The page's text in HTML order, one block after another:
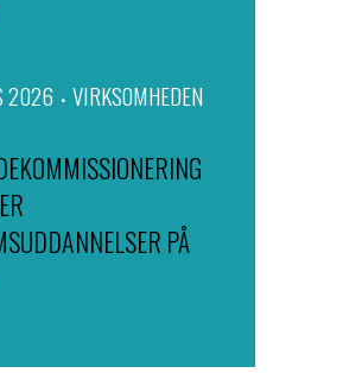
2026
VIRKSOMHEDEN
PÅ